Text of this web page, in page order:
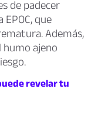
de padecer
que
Además,
humo ajeno
revelar tu